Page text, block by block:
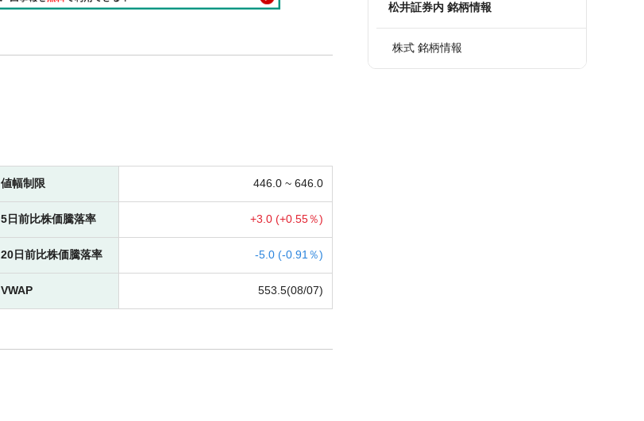
値幅制限 446.0 ~ 646.0
5日前比株価騰落率 +3.0 (+0.55％)
20日前比株価騰落率 -5.0 (-0.91％)
VWAP 553.5(08/07)
松井証券内 銘柄情報
株式 銘柄情報